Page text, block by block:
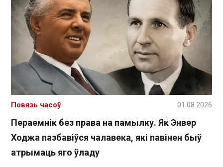
Пераемнік без права на памылку. Як Энвер
Ходжа пазбавіўся чалавека, які павінен быў
атрымаць яго ўладу
Повязь часоў 01.08.2026